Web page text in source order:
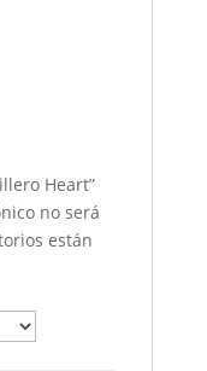
Heart”
no será
están